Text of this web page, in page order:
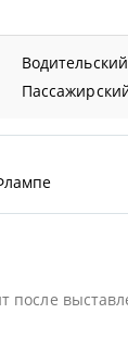
после